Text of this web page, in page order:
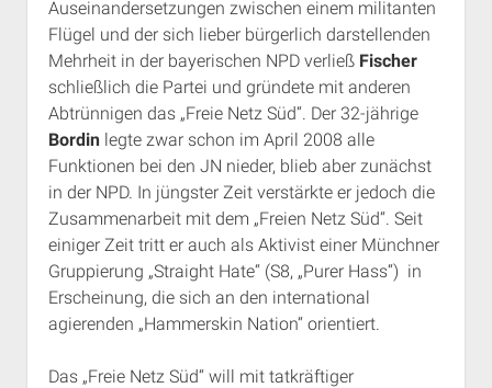
Auseinandersetzungen zwischen einem militanten
Flügel und der sich lieber bürgerlich darstellenden
Mehrheit in der bayerischen NPD verließ Fischer
schließlich die Partei und gründete mit anderen
Abtrünnigen das „Freie Netz Süd“. Der 32-jährige
Bordinlegte zwar schon im April 2008 alle
Funktionen bei den JN nieder, blieb aber zunächst
in der NPD. In jüngster Zeit verstärkte er jedoch die
Zusammenarbeit mit dem „Freien Netz Süd“. Seit
einiger Zeit tritt er auch als Aktivist einer Münchner
Gruppierung „Straight Hate“ (S8, „Purer Hass“) in
Erscheinung, die sich an den international
agierenden „Hammerskin Nation“ orientiert.
Das „Freie Netz Süd“ will mit tatkräftiger